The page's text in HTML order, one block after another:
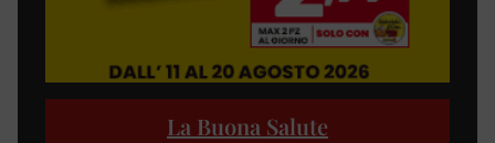
La Buona Salute